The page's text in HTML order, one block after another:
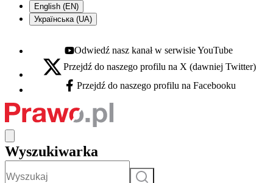
English (EN)
Українська (UA)
Youtube - otwiera się w nowej karcie
Odwiedź nasz kanał w serwisie YouTube
X - otwiera się w nowej karcie
Przejdź do naszego profilu na X (dawniej Twitter)
Facebook - otwiera się w nowej karcie
Przejdź do naszego profilu na Facebooku
Wyszukiwarka
Szukaj